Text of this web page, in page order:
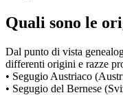
Quali sono le
Dal punto di vista
differenti origini e razze
• Segugio Austriaco
• Segugio del Bernese